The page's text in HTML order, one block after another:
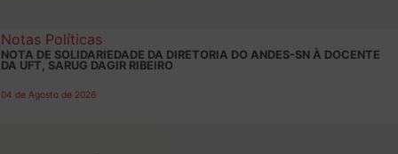
Notas Políticas
NOTA DE SOLIDARIEDADE DA DIRETORIA DO ANDES-SN À DOCENTE
DA UFT, SARUG DAGIR RIBEIRO
04 de Agosto de 2026